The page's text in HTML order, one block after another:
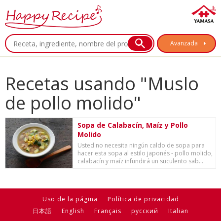
Avanzada
Recetas usando "Muslo
de pollo molido"
Sopa de Calabacín, Maíz y Pollo
Molido
Usted no necesita ningún caldo de sopa para
hacer esta sopa al estilo japonés - pollo molido,
calabacín y maíz infundirá un suculento sab...
Uso de la página
Política de privacidad
日本語
English Français русский Italian